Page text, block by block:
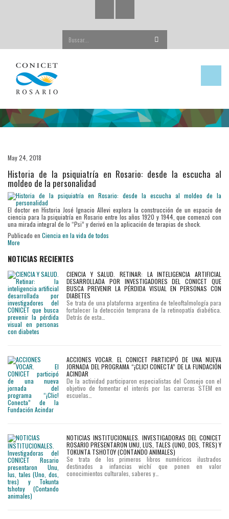
May 24, 2018
Historia de la psiquiatría en Rosario: desde la escucha al
moldeo de la personalidad
El doctor en Historia José Ignacio Allevi explora la construcción de un espacio de
ciencia para la psiquiatría en Rosario entre los años 1920 y 1944, que comenzó con
una mirada integral de lo “Psi” y derivó en la aplicación de terapias de shock.
Publicado en Ciencia en la vida de todos
More
NOTICIAS RECIENTES
CIENCIA Y SALUD. RETINAR: LA INTELIGENCIA ARTIFICIAL
DESARROLLADA POR INVESTIGADORES DEL CONICET QUE
BUSCA PREVENIR LA PÉRDIDA VISUAL EN PERSONAS CON
DIABETES
Se trata de una plataforma argentina de teleoftalmología para
fortalecer la detección temprana de la retinopatía diabética.
Detrás de esta…
ACCIONES VOCAR. EL CONICET PARTICIPÓ DE UNA NUEVA
JORNADA DEL PROGRAMA “¡CLIC! CONECTA” DE LA FUNDACIÓN
ACINDAR
De la actividad participaron especialistas del Consejo con el
objetivo de fomentar el interés por las carreras STEM en
escuelas…
NOTICIAS INSTITUCIONALES. INVESTIGADORAS DEL CONICET
ROSARIO PRESENTARON UNU, LUS, TALES (UNO, DOS, TRES) Y
TOKUNTA TSHOTOY (CONTANDO ANIMALES)
Se trata de los primeros libros numéricos ilustrados
destinados a infancias wichí que ponen en valor
conocimientos culturales, saberes y…